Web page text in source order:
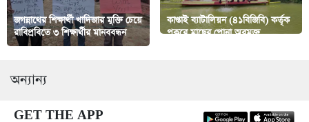
জগন্নাথের শিক্ষার্থী খাদিজার মুক্তি চেয়ে
রাবিপ্রবিতে ৩ শিক্ষার্থীর মানববন্ধন
কাপ্তাই ব্যাটালিয়ন (৪১বিজিবি) কর্তৃক
পুকুরে মাছের পোনা অবমুক্ত
অন্যান্য
GET THE APP